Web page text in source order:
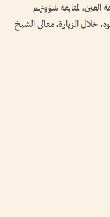
العين، لمتابعة شؤونهم
خلال الزيارة، معالي الشيخ